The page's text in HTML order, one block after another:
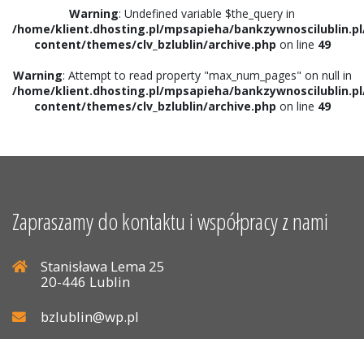
Warning: Undefined variable $the_query in
/home/klient.dhosting.pl/mpsapieha/
content/themes/clv_bzlublin/archive.php on line 49
Warning: Attempt to read property "max_num_pages" on null in
/home/klient.dhosting.pl/mpsapieha/
content/themes/clv_bzlublin/archive.php on line 49
Zapraszamy do kontaktu i współpracy z nami
Stanisława Lema 25
20-446 Lublin
bzlublin@wp.pl